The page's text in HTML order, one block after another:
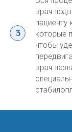
врач
пациенту
которые
чтобы
врач